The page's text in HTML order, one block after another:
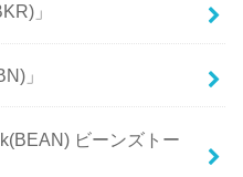
」
」
ビーンズトー